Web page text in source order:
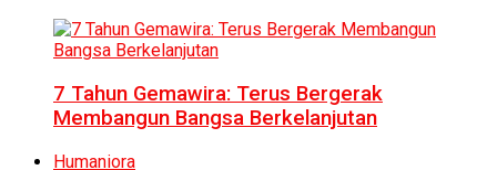
7 Tahun Gemawira: Terus Bergerak
Membangun Bangsa Berkelanjutan
Humaniora